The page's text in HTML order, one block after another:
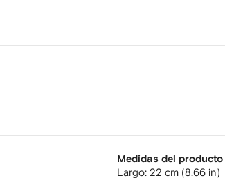
Medidas del producto
largo: 22 cm (8.66 in)